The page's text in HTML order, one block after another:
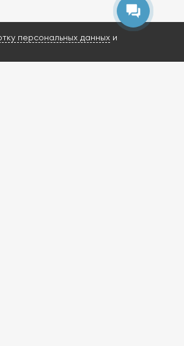
персональных данных и